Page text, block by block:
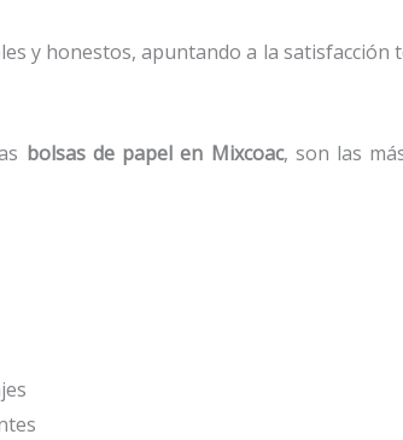
y honestos, apuntando a la
bolsas de papel en Mixcoac, son las